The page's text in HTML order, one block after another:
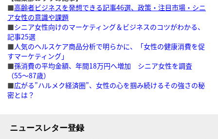
■高齢者ビジネスを発想できる記事46選、政策・注目市場・シニ
ア女性の意識や課題
■シニア女性向けのマーケティング＆ビジネスのコツがわかる、
記事25選
■ 人気のヘルスケア商品分析で明らかに、「女性の健康消費を促
すマーケティング」
■孫消費の平均金額、年間18万円へ増加 シニア女性を調査
（55〜87歳）
■広がる”ハルメク経済圏”、女性の心を掴み続けるその強さの秘
密とは？
ニュースレター登録